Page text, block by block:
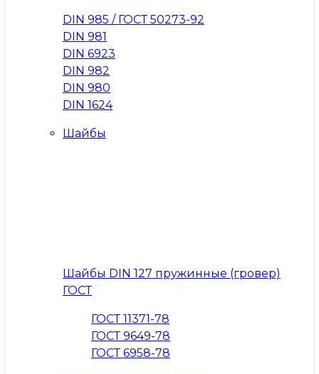
DIN 985 / ГОСТ 50273-92
DIN 981
DIN 6923
DIN 982
DIN 980
DIN 1624
Шайбы
Шайбы DIN 127 пружинные (гровер)
ГОСТ
ГОСТ 11371-78
ГОСТ 9649-78
ГОСТ 6958-78